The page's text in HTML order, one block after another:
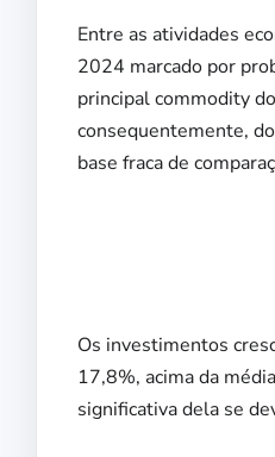
Entre as atividades
2024 marcado por
principal commodity
consequentemente,
base fraca de
Os investimentos
17,8%, acima da
significativa dela se